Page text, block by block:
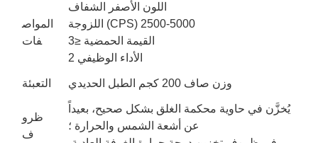
المواص
فات
اللون الأصفر الشفاف
اللزوجة (CPS) 2500-5000
القيمة الحمضية ≤3
الأداء الوظيفي 2
التعبئة وزن صاف 200 كجم الطبل الحديدي
ظرو
ف
يُخزَّن في حاوية محكمة الغلق بشكل صحيح، بعيداً
عن أشعة الشمس والحرارة ؛